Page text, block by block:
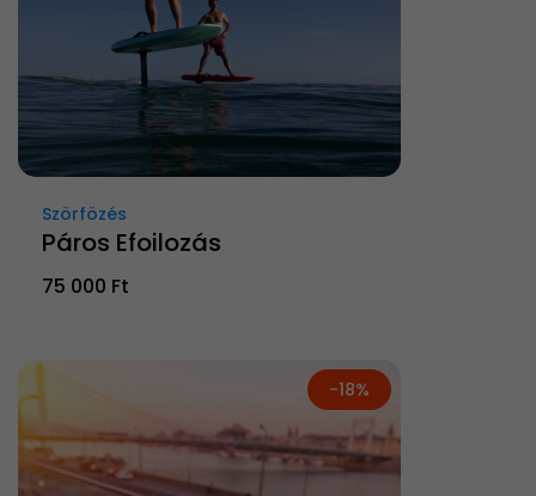
Szörfözés
Páros Efoilozás
75 000 Ft
-18%